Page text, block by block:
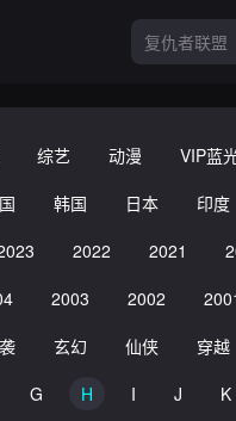
综艺 动漫
VIP蓝
韩国 日本 印度
2022 2021
2003 2002
玄幻 仙侠 穿越
G H I J K